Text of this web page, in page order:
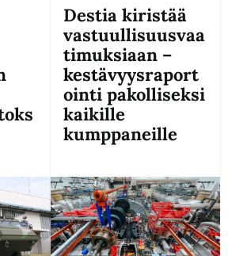
Destia kiristää
vastuullisuusvaa
timuksiaan –
kestävyysraport
ointi pakolliseksi
kaikille
kumppaneille